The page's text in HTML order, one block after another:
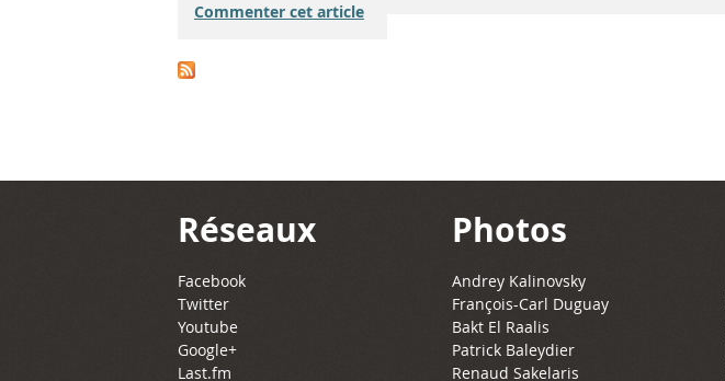
Commenter cet article
Réseaux
Facebook
Twitter
Youtube
Google+
Last.fm
Photos
Andrey Kalinovsky
François-Carl Duguay
Bakt El Raalis
Patrick Baleydier
Renaud Sakelaris